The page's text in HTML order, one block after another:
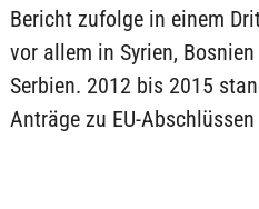
Bericht zufolge in einem
vor allem in Syrien,
Serbien. 2012 bis 2015
Anträge zu EU-